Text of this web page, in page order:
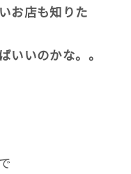
お店も知りた
いいのかな。。